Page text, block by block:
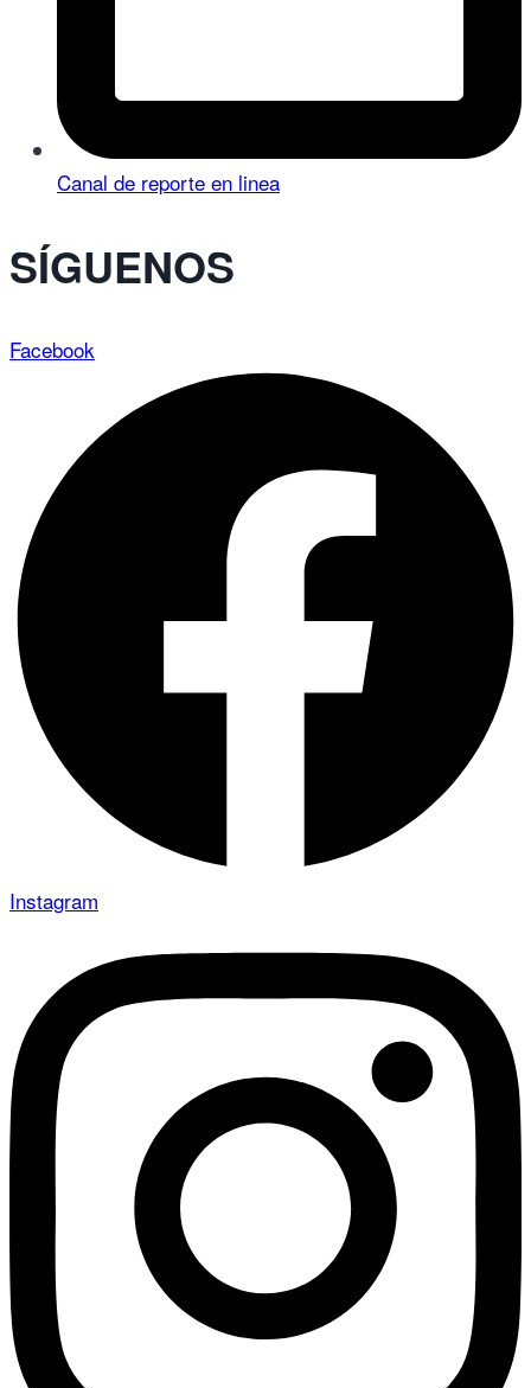
Canal de reporte en linea
SÍGUENOS
Facebook
Instagram